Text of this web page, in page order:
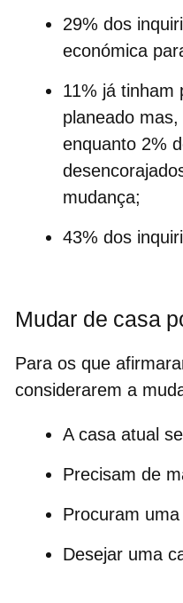
29% dos
económica
11% já tinham
planeado
enquanto 2%
mudança;
43% dos
Mudar de casa
Para os que
considerarem a
A casa atual
Precisam de
Procuram
Desejar uma